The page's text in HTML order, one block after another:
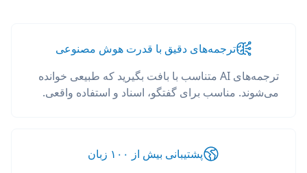
ترجمه‌های دقیق با قدرت هوش مصنوعی
ترجمه‌های AI متناسب با بافت بگیرید که طبیعی خوانده
می‌شوند. مناسب برای گفتگو، اسناد و استفاده واقعی.
پشتیبانی بیش از ۱۰۰ زبان